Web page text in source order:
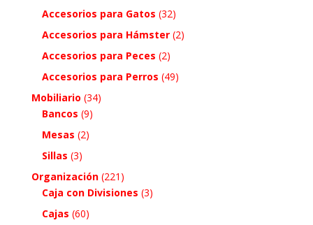
Accesorios para Gatos (32)
Accesorios para Hámster (2)
Accesorios para Peces (2)
Accesorios para Perros (49)
Mobiliario (34)
Bancos (9)
Mesas (2)
Sillas (3)
Organización (221)
Caja con Divisiones (3)
Cajas (60)